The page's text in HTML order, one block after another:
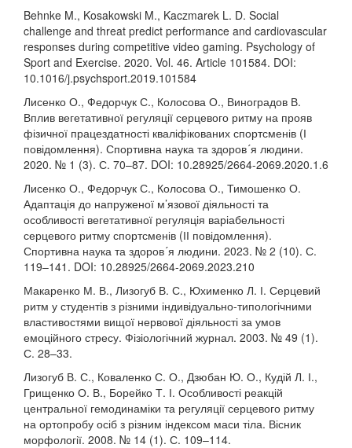
Behnke M., Kosakowski M., Kaczmarek L. D. Social
challenge and threat predict performance and cardiovascular
responses during competitive video gaming. Psychology of
Sport and Exercise. 2020. Vol. 46. Article 101584. DOI:
10.1016/j.psychsport.2019.101584
Лисенко О., Федорчук С., Колосова О., Виноградов В.
Вплив вегетативної регуляції серцевого ритму на прояв
фізичної працездатності кваліфікованих спортсменів (І
повідомлення). Спортивна наука та здоров´я людини.
2020. № 1 (3). С. 70–87. DOI: 10.28925/2664-2069.2020.1.6
Лисенко О., Федорчук С., Колосова О., Тимошенко О.
Адаптація до напруженої м’язової діяльності та
особливості вегетативної регуляція варіабельності
серцевого ритму спортсменів (ІІ повідомлення).
Спортивна наука та здоров´я людини. 2023. № 2 (10). С.
119–141. DOI: 10.28925/2664-2069.2023.210
Макаренко М. В., Лизогуб В. С., Юхименко Л. І. Серцевий
ритм у студентів з різними індивідуально-типологічними
властивостями вищої нервової діяльності за умов
емоційного стресу. Фізіологічний журнал. 2003. № 49 (1).
С. 28–33.
Лизогуб В. С., Коваленко С. О., Дзюбан Ю. О., Кудій Л. І.,
Грищенко О. В., Борейко Т. І. Особливості реакцій
центральної гемодинаміки та регуляції серцевого ритму
на ортопробу осіб з різним індексом маси тіла. Вісник
морфології. 2008. № 14 (1). С. 109–114.